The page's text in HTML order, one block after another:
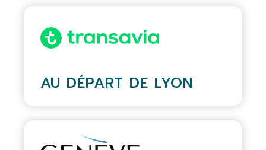
AU DÉPART DE LYON